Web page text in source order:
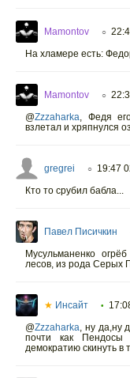
Mamontov ○
На хламере есть:
Mamontov ○
@Zzzaharka, Федя
взлетал и хряпнулся
gregrei ○ 19:47
Кто то срубил бабла...
Павел Писичкин
Мусульманенко
лесов, из рода Серых
★ Инсайт •
@Zzzaharka, ну да,ну
почти как
демократию скинуть в